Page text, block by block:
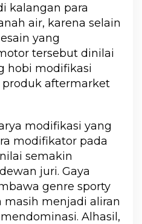
kalangan para
air, karena selain
yang
tersebut dinilai
hobi modifikasi
aftermarket
modifikasi yang
modifikator pada
semakin
juri. Gaya
genre sporty
menjadi aliran
Alhasil,